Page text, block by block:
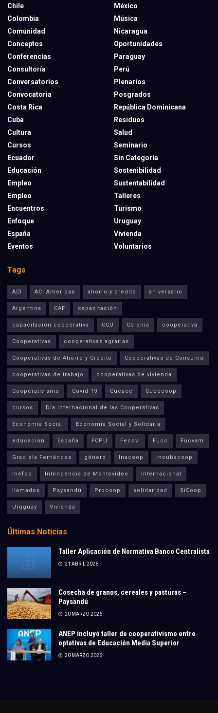
Chile
Colombia
Comunidad
Conceptos
Conferencias
Consultoría
Conversatorios
Convocatoria
Costa Rica
Cuba
Cultura
Cursos
Ecuador
Educación
Empleo
Empleo
Encuentros
Enfoque
España
Eventos
México
Música
Nicaragua
Oportunidades
Paraguay
Perú
Plenarios
Posgrados
República Dominicana
Residuos
Salud
Seminario
Sin Categoría
Sostenibilidad
Sustentabilidad
Talleres
Turismo
Uruguay
Vivienda
Voluntarios
Tags
ACI ACI Americas ahorro y crédito aniversario
Argentina CAF capacitación
capacitación cooperativa CCU Colonia cooperativa
Cooperativas cooperativas agrarias
Cooperativas de Ahorro y Crédito Cooperativas de Consumo
cooperativas de trabajo cooperativas de vivienda
Cooperativismo Covid-19 Cucacc Cudecoop
cursos Día Internacional de las Cooperativas
Economía Social Economía Social y Solidaria
educación España FCPU Fecovi Fucc Fucvam
Graciela Fernández género Inacoop Incubacoop
Inefop Intendencia de Montevideo Internacional
llamados Paysandú Procoop solidaridad SíCoop
Uruguay Vivienda
Últimas Noticias
Taller Aplicación de Normativa Banco Centralista
21 ABRIL 2026
Cosecha de granos, cereales y pasturas –
Paysandú
20 MARZO 2026
ANEP incluyó taller de cooperativismo entre
optativas de Educación Media Superior
20 MARZO 2026